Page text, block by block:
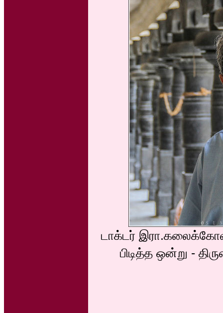
டாக்டர்
பிடித்த ஒன்று -